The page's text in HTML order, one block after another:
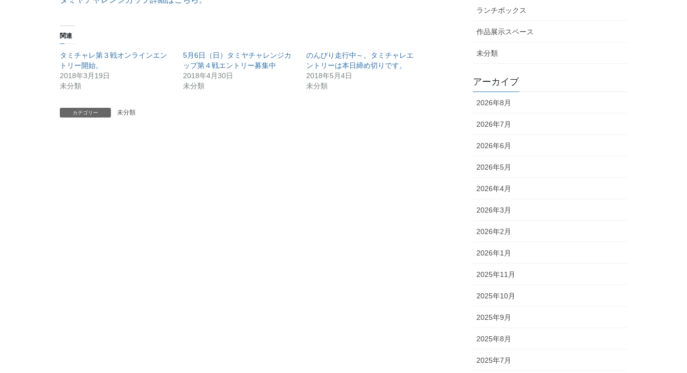
関連
タミチャレ第３戦オンラインエン
トリー開始。
2018年3月19日
未分類
5月6日（日）タミヤチャレンジカ
ップ第４戦エントリー募集中
2018年4月30日
未分類
のんびり走行中～。タミチャレエ
ントリーは本日締め切りです。
2018年5月4日
未分類
カテゴリー 未分類
ランチボックス
作品展示スペース
未分類
アーカイブ
2026年8月
2026年7月
2026年6月
2026年5月
2026年4月
2026年3月
2026年2月
2026年1月
2025年11月
2025年10月
2025年9月
2025年8月
2025年7月